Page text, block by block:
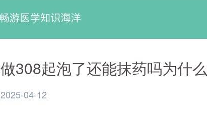
做308起泡了还能抹药吗为什么
2025-04-12